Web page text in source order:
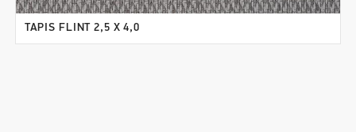
TAPIS FLINT 2,5 X 4,0